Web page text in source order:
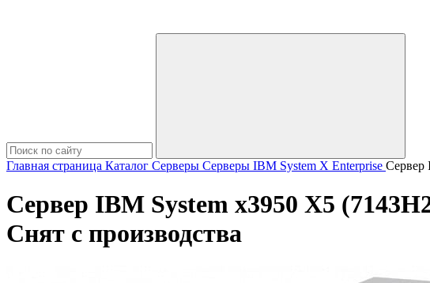
Главная страница Каталог Серверы Серверы IBM System X Enterprise Сервер
Сервер IBM System x3950 X5
Снят с производства